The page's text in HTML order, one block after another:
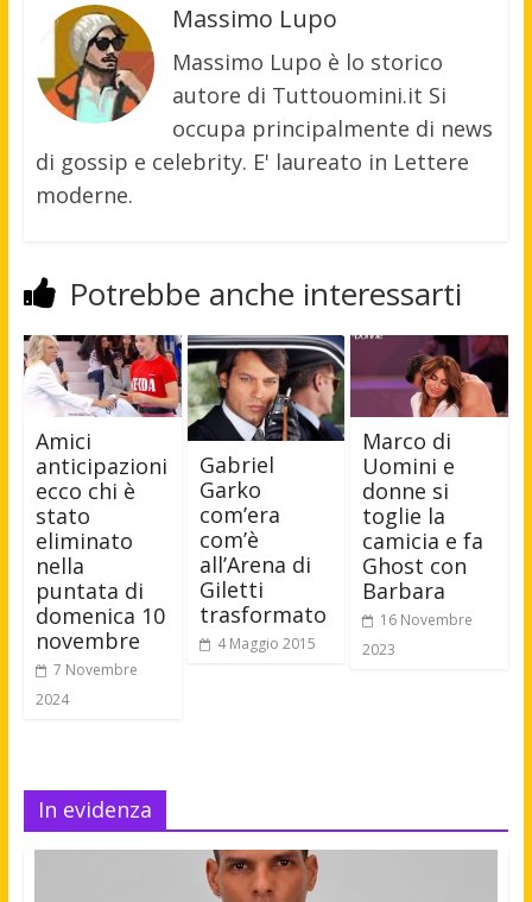
Massimo Lupo
Massimo Lupo è lo storico
autore di Tuttouomini.it Si
occupa principalmente di news
di gossip e celebrity. E' laureato in Lettere
moderne.
Potrebbe anche interessarti
Amici
anticipazioni
ecco chi è
stato
eliminato
nella
puntata di
domenica 10
novembre
7 Novembre
2024
Gabriel
Garko
com’era
com’è
all’Arena di
Giletti
trasformato
4 Maggio 2015
Marco di
Uomini e
donne si
toglie la
camicia e fa
Ghost con
Barbara
16 Novembre
2023
In evidenza